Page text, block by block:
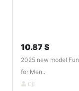
10.87 $
2025 new model
for Men..
DE